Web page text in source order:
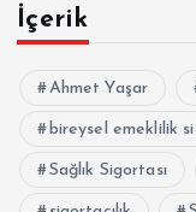
İçerik
Ahmet Yaşar
bireysel emeklilik
Sağlık Sigortası